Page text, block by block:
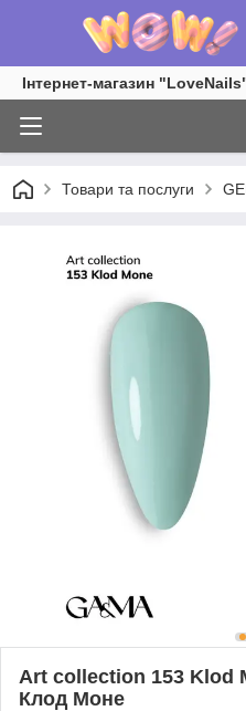
Інтернет-магазин
Товари та послуги
Art collection 153 Klod
Клод Моне